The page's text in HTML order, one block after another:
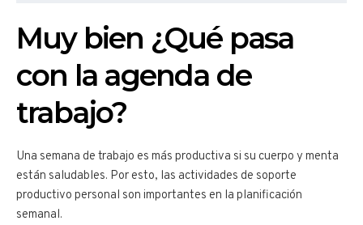
Muy bien ¿Qué pasa
con la agenda de
trabajo?
Una semana de trabajo es más productiva si su cuerpo y menta
están saludables. Por esto, las actividades de soporte
productivo personal son importantes en la planificación
semanal.